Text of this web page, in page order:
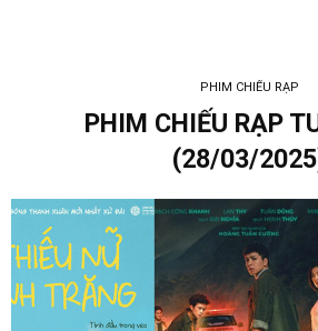
PHIM CHIẾU RẠP
PHIM CHIẾU RẠP
(28/03/